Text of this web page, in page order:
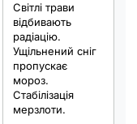
Світлі трави
відбивають
радіацію.
Ущільнений сніг
пропускає
мороз.
Стабілізація
мерзлоти.